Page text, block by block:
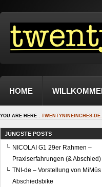
HOME
YOU ARE HERE : TWENTYNINEINCHES-
JÜNGSTE POSTS
NICOLAI G1 29er Rahmen –
Praxiserfahrungen (& Abschied)
TNI-de – Vorstellung von MiMüs
Abschiedsbike